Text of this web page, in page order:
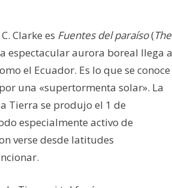
Clarke es Fuentes del paraíso(The
espectacular aurora boreal llega a
el Ecuador. Es lo que se conoce
una «supertormenta solar». La
Tierra se produjo el 1 de
especialmente activo de
verse desde latitudes